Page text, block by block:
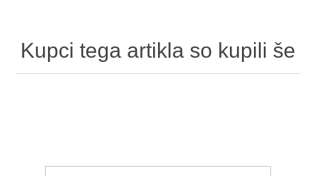
Kupci tega artikla so kupili še